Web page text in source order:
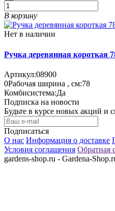
В корзину
Нет в наличии
Ручка деревянная короткая
Артикул:08900
0Рабочая ширина , см:78
Комбисистема:Да
Подписка на новости
Будьте в курсе новых акций и
Подписаться
О нас Информация о доставке
Условия соглашения Обратная
gardens-shop.ru - Gardena-